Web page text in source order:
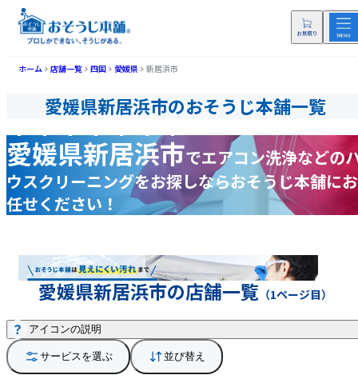
ホーム 店舗一覧 四国 愛媛県 新居浜市
愛媛県新居浜市のおそうじ本舗一覧
愛媛県新居浜市でエアコン洗浄などの
ウスクリーニングをお探しならおそうじ本舗にお
任せください！
愛媛県新居浜市の店舗一覧 （1ページ目）
サービスを選ぶ 並び替え
アイコンの説明